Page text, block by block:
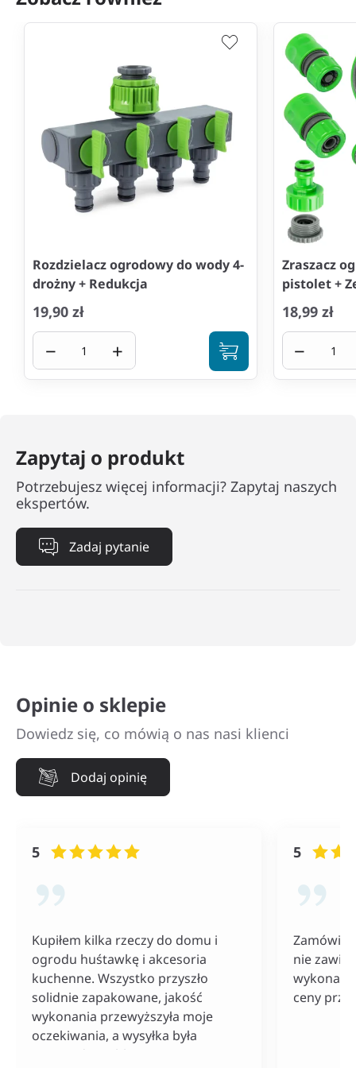
Rozdzielacz ogrodowy do wody 4-
drożny + Redukcja
19,90 zł
− +
Zraszacz
pistolet +
18,99 zł
−
Zapytaj o produkt
Potrzebujesz więcej informacji? Zapytaj naszych
ekspertów.
Zadaj pytanie
Opinie o sklepie
Dowiedz się, co mówią o nas nasi klienci
Dodaj opinię
5
Kupiłem kilka rzeczy do domu i
ogrodu huśtawkę i akcesoria
kuchenne. Wszystko przyszło
solidnie zapakowane, jakość
wykonania przewyższyła moje
oczekiwania, a wysyłka była
naprawdę szybka. Do tego ceny
5
nie
ceny